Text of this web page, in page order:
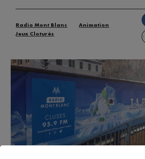
Radio Mont Blanc
Animation
Jeux Cloturés